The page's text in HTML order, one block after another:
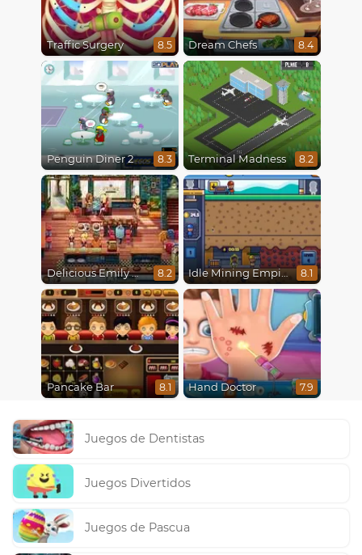
Traffic Surgery 8.5 Dream Chefs 8.4
Penguin Diner 2 8.3 Terminal Madness 8.2
Delicious Emily New Beginning 8.2 Idle Mining Empire 8.1
Pancake Bar 8.1 Hand Doctor 7.9
Juegos de Dentistas
Juegos Divertidos
Juegos de Pascua